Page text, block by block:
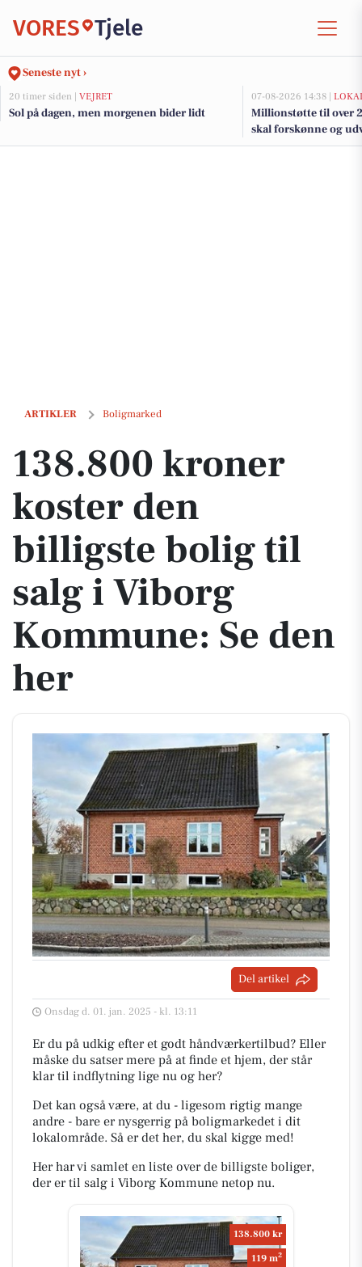
VORES Tjele
Seneste nyt ›
20 timer siden | VEJRET
Sol på dagen, men morgenen bider lidt
07-08-2026 14:38 |
Millionstøtte til over
skal forskønne og
Kommunes mindre
ARTIKLER Boligmarked
138.800 kroner koster den billigste bolig til salg i Viborg Kommune:
138.800 kroner
koster den
billigste bolig til
salg i Viborg
Kommune: Se den
her
Del artikel
Onsdag d. 01. jan. 2025 - kl. 13:11
Er du på udkig efter et godt håndværkertilbud? Eller
måske du satser mere på at finde et hjem, der står
klar til indflytning lige nu og her?
Det kan også være, at du - ligesom rigtig mange
andre - bare er nysgerrig på boligmarkedet i dit
lokalområde. Så er det her, du skal kigge med!
Her har vi samlet en liste over de billigste boliger,
der er til salg i Viborg Kommune netop nu.
138.800 kr
119 m2